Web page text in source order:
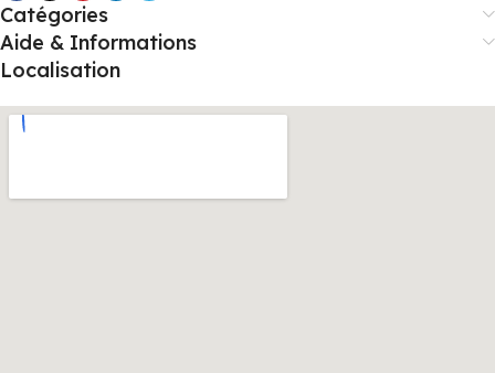
Catégories
Aide & Informations
Localisation